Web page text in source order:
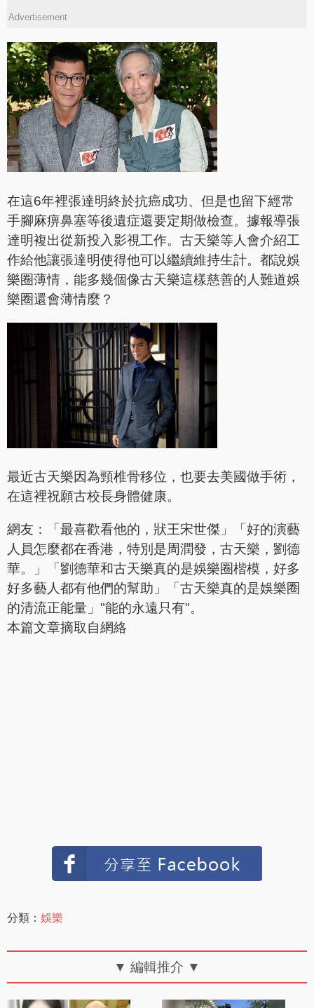
Advertisement
在這6年裡張達明終於抗癌成功、但是也留下經常
手腳麻痹鼻塞等後遺症還要定期做檢查。據報導張
達明複出從新投入影視工作。古天樂等人會介紹工
作給他讓張達明使得他可以繼續維持生計。都說娛
樂圈薄情，能多幾個像古天樂這樣慈善的人難道娛
樂圈還會薄情麼？
最近古天樂因為頸椎骨移位，也要去美國做手術，
在這裡祝願古校長身體健康。
網友：「最喜歡看他的，狀王宋世傑」「好的演藝
人員怎麼都在香港，特別是周潤發，古天樂，劉德
華。」「劉德華和古天樂真的是娛樂圈楷模，好多
好多藝人都有他們的幫助」「古天樂真的是娛樂圈
的清流正能量」"能的永遠只有"。
本篇文章摘取自網絡
分類： 娛樂
▼ 編輯推介 ▼